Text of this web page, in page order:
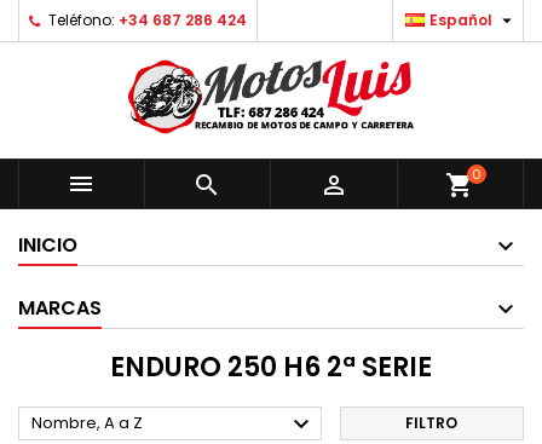
Teléfono: +34 687 286 424 Español 
   shopping_cart0
INICIO
MARCAS
ENDURO 250 H6 2ª SERIE
Nombre, A a Z  FILTRO